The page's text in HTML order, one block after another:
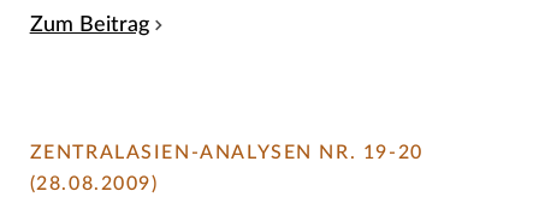
Zum Beitrag
ZENTRALASIEN-ANALYSEN NR. 19-20
(28.08.2009)